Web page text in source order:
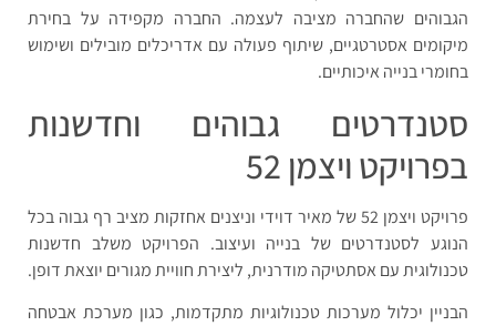
הגבוהים שהחברה מציבה לעצמה. החברה מקפידה על בחירת
מיקומים אסטרטגיים, שיתוף פעולה עם אדריכלים מובילים ושימוש
בחומרי בנייה איכותיים.
סטנדרטים גבוהים וחדשנות
בפרויקט ויצמן 52
פרויקט ויצמן 52 של מאיר דוידי וניצנים אחזקות מציב רף גבוה בכל
הנוגע לסטנדרטים של בנייה ועיצוב. הפרויקט משלב חדשנות
טכנולוגית עם אסתטיקה מודרנית, ליצירת חוויית מגורים יוצאת דופן.
הבניין יכלול מערכות טכנולוגיות מתקדמות, כגון מערכת אבטחה